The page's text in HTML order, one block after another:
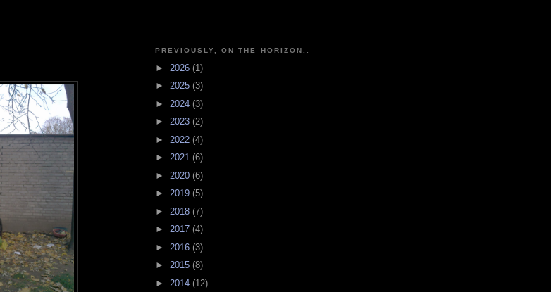
PREVIOUSLY, ON THE HORIZON..
► 2026 (1)
► 2025 (3)
► 2024 (3)
► 2023 (2)
► 2022 (4)
► 2021 (6)
► 2020 (6)
► 2019 (5)
► 2018 (7)
► 2017 (4)
► 2016 (3)
► 2015 (8)
► 2014 (12)